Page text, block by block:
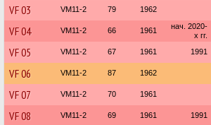
VF 03 VM11-2 79 1962
VF 04 VM11-2 66 1961
нач. 2020-
х гг.
VF 05 VM11-2 67 1961 1991
VF 06 VM11-2 87 1962
VF 07 VM11-2 70 1961
VF 08 VM11-2 69 1961 1991